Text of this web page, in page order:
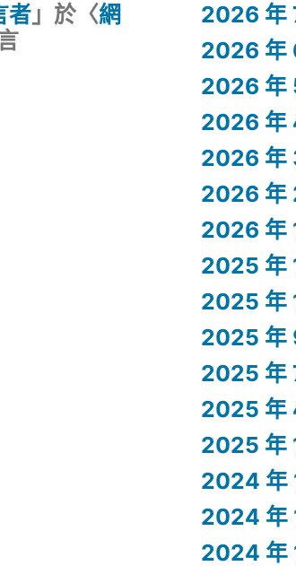
者」於〈網
2026 年
2026 年
2026 年
2026 年
2026 年
2026 年
2026 年
2025 年
2025 年
2025 年
2025 年
2025 年
2025 年
2024 年
2024 年
2024 年